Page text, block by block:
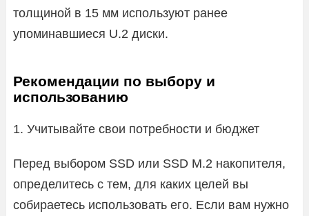
толщиной в 15 мм используют ранее
упоминавшиеся U.2 диски.
Рекомендации по выбору и
использованию
1. Учитывайте свои потребности и бюджет
Перед выбором SSD или SSD M.2 накопителя,
определитесь с тем, для каких целей вы
собираетесь использовать его. Если вам нужно